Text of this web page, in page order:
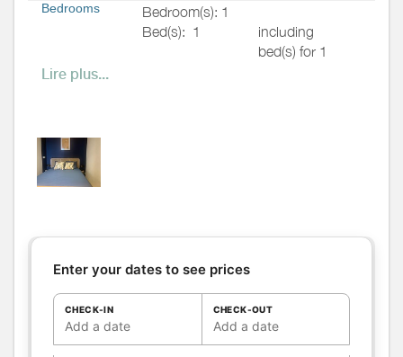
Bedrooms
Bedroom(s): 1
Bed(s): 1
including
bed(s) for 1
Bathrooms
Shower
Private WC
Kitchen
Other rooms
Media
Wifi
Lire plus...
Enter your dates to see prices
CHECK-IN
Add a date
CHECK-OUT
Add a date